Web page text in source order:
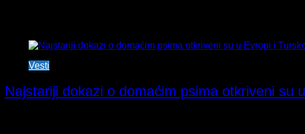
Vesti
Najstariji dokazi o domaćim psima otkriveni su